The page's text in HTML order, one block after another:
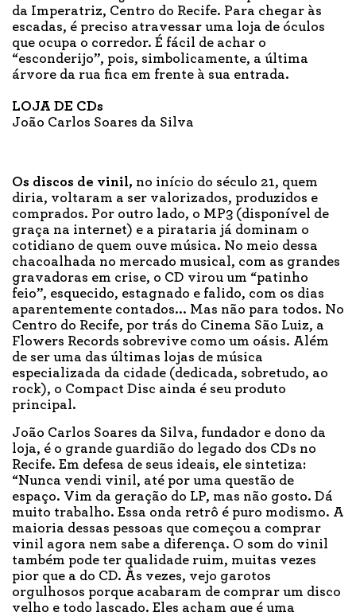
da Imperatriz, Centro do Recife. Para chegar às
escadas, é preciso atravessar uma loja de óculos
que ocupa o corredor. É fácil de achar o
“esconderijo”, pois, simbolicamente, a última
árvore da rua fica em frente à sua entrada.
LOJA DE CDs
João Carlos Soares da Silva
Os discos de vinil, no início do século 21, quem
diria, voltaram a ser valorizados, produzidos e
comprados. Por outro lado, o MP3 (disponível de
graça na internet) e a pirataria já dominam o
cotidiano de quem ouve música. No meio dessa
chacoalhada no mercado musical, com as grandes
gravadoras em crise, o CD virou um “patinho
feio”, esquecido, estagnado e falido, com os dias
aparentemente contados... Mas não para todos. No
Centro do Recife, por trás do Cinema São Luiz, a
Flowers Records sobrevive como um oásis. Além
de ser uma das últimas lojas de música
especializada da cidade (dedicada, sobretudo, ao
rock), o Compact Disc ainda é seu produto
principal.
João Carlos Soares da Silva, fundador e dono da
loja, é o grande guardião do legado dos CDs no
Recife. Em defesa de seus ideais, ele sintetiza:
“Nunca vendi vinil, até por uma questão de
espaço. Vim da geração do LP, mas não gosto. Dá
muito trabalho. Essa onda retrô é puro modismo. A
maioria dessas pessoas que começou a comprar
vinil agora nem sabe a diferença. O som do vinil
também pode ter qualidade ruim, muitas vezes
pior que a do CD. Às vezes, vejo garotos
orgulhosos porque acabaram de comprar um disco
velho e todo lascado. Eles acham que é uma